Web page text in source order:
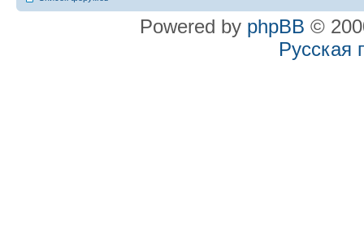
Powered by phpBB ©
Русская